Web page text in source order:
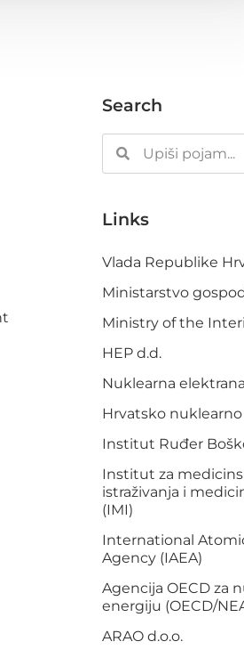
Search
Links
Vlada Republike
Ministarstvo
Ministry of the
HEP d.d.
Nuklearna
Hrvatsko
Institut Ruđer
Institut za
istraživanja i
(IMI)
International
Agency (IAEA)
Agencija OECD za
energiju (OECD/
ARAO d.o.o.